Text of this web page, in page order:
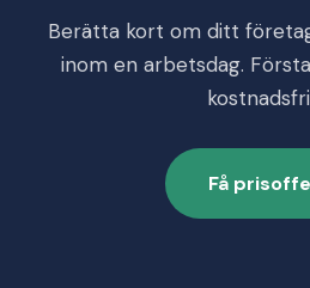
Berätta kort om ditt
inom en arbetsdag.
Få